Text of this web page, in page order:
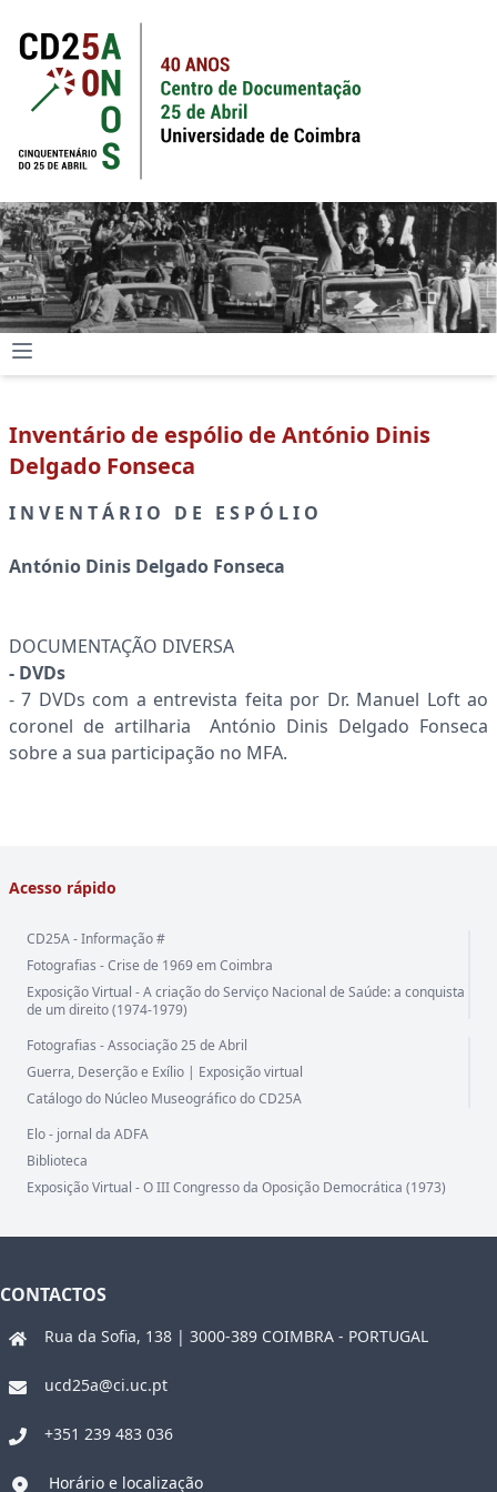
Inventário de espólio de António Dinis
Delgado Fonseca
I N V E N T Á R I O D E E S P Ó L I O
António Dinis Delgado Fonseca
DOCUMENTAÇÃO DIVERSA
- DVDs
- 7 DVDs com a entrevista feita por Dr. Manuel Loft ao
coronel de artilharia António Dinis Delgado Fonseca
sobre a sua participação no MFA.
Acesso rápido
CD25A - Informação #
Fotografias - Crise de 1969 em Coimbra
Exposição Virtual - A criação do Serviço Nacional de Saúde: a conquista
de um direito (1974-1979)
Fotografias - Associação 25 de Abril
Guerra, Deserção e Exílio | Exposição virtual
Catálogo do Núcleo Museográfico do CD25A
Elo - jornal da ADFA
Biblioteca
Exposição Virtual - O III Congresso da Oposição Democrática (1973)
CONTACTOS
Rua da Sofia, 138 | 3000-389 COIMBRA - PORTUGAL
ucd25a@ci.uc.pt
+351 239 483 036
Horário e localização